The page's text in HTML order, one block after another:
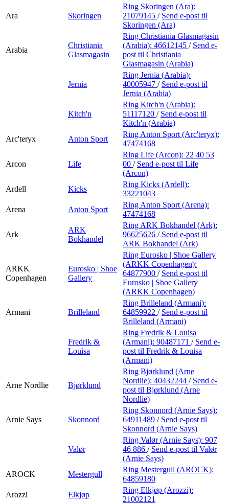
Ara Skoringen
Ring Skoringen (Ara):
21079145 / Send e-post til
Skoringen (Ara)
Arabia
Christiania
Glasmagasin
Ring Christiania Glasmagasin
(Arabia): 46612145 / Send e-
post til Christiania
Glasmagasin (Arabia)
Jernia
Ring Jernia (Arabia):
40005947 / Send e-post til
Jernia (Arabia)
Kitch'n
Ring Kitch'n (Arabia):
51117120 / Send e-post til
Kitch'n (Arabia)
Arc'teryx
Anton Sport
Ring Anton Sport (Arc'teryx):
47474168
Arcon Life
Ring Life (Arcon): 22 40 53
00 / Send e-post til Life
(Arcon)
Ardell
Kicks
Ring Kicks (Ardell):
33221043
Arena
Anton Sport
Ring Anton Sport (Arena):
47474168
Ark
ARK
Bokhandel
Ring ARK Bokhandel (Ark):
96625626 / Send e-post til
ARK Bokhandel (Ark)
ARKK
Copenhagen
Eurosko | Shoe
Gallery
Ring Eurosko | Shoe Gallery
(ARKK Copenhagen):
64877900 / Send e-post til
Eurosko | Shoe Gallery
(ARKK Copenhagen)
Armani Brilleland
Ring Brilleland (Armani):
64859922 / Send e-post til
Brilleland (Armani)
Fredrik &
Louisa
Ring Fredrik & Louisa
(Armani): 90487171 / Send e-
post til Fredrik & Louisa
(Armani)
Arne Nordlie Bjørklund
Ring Bjørklund (Arne
Nordlie): 40432244 / Send e-
post til Bjørklund (Arne
Nordlie)
Arnie Says Skonnord
Ring Skonnord (Arnie Says):
64911489 / Send e-post til
Skonnord (Arnie Says)
Valør
Ring Valør (Arnie Says): 907
46 886 / Send e-post til Valør
(Arnie Says)
AROCK
Mestergull
Ring Mestergull (AROCK):
64859180
Arozzi
Elkjøp
Ring Elkjøp (Arozzi):
21002121